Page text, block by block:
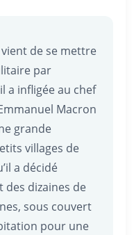
vient de se mettre
par
a infligée au chef
Macron
grande
villages de
a décidé
des dizaines de
sous couvert
pour une